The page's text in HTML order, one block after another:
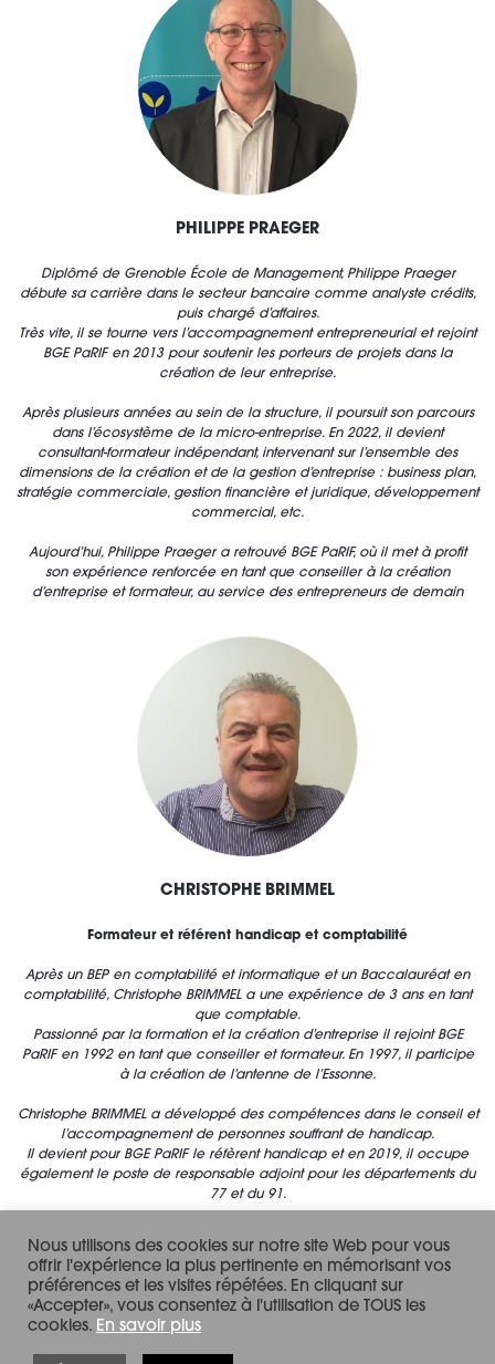
PHILIPPE PRAEGER
Diplômé de Grenoble École de Management, Philippe Praeger
débute sa carrière dans le secteur bancaire comme analyste crédits,
puis chargé d’affaires.
Très vite, il se tourne vers l’accompagnement entrepreneurial et rejoint
BGE PaRIF en 2013 pour soutenir les porteurs de projets dans la
création de leur entreprise.
Après plusieurs années au sein de la structure, il poursuit son parcours
dans l’écosystème de la micro-entreprise. En 2022, il devient
consultant-formateur indépendant, intervenant sur l’ensemble des
dimensions de la création et de la gestion d’entreprise : business plan,
stratégie commerciale, gestion financière et juridique, développement
commercial, etc.
Aujourd’hui, Philippe Praeger a retrouvé BGE PaRIF, où il met à profit
son expérience renforcée en tant que conseiller à la création
d’entreprise et formateur, au service des entrepreneurs de demain
CHRISTOPHE BRIMMEL
Formateur et référent handicap et comptabilité
Après un BEP en comptabilité et informatique et un Baccalauréat en
comptabilité, Christophe BRIMMEL a une expérience de 3 ans en tant
que comptable.
Passionné par la formation et la création d’entreprise il rejoint BGE
PaRIF en 1992 en tant que conseiller et formateur. En 1997, il participe
à la création de l’antenne de l’Essonne.
Christophe BRIMMEL a développé des compétences dans le conseil et
l’accompagnement de personnes souffrant de handicap.
Il devient pour BGE PaRIF le réfèrent handicap et en 2019, il occupe
également le poste de responsable adjoint pour les départements du
77 et du 91.
et la comptabilité.
CRÉDITS & MENTIONS LÉGALES
Nous utilisons des cookies sur notre site Web pour vous
offrir l'expérience la plus pertinente en mémorisant vos
préférences et les visites répétées. En cliquant sur
«Accepter», vous consentez à l'utilisation de TOUS les
cookies. En savoir plus